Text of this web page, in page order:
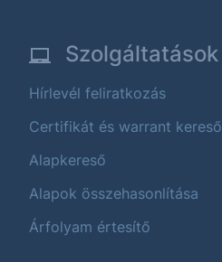
Szolgáltatások
Hírlevél feliratkozás
Certifikát és warrant kereső
Alapkereső
Alapok összehasonlítása
Árfolyam értesítő